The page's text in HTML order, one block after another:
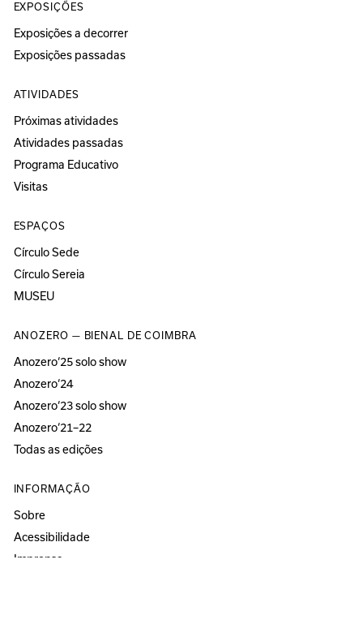
EXPOSIÇÕES
Exposições a decorrer
Exposições passadas
ATIVIDADES
Próximas atividades
Atividades passadas
Programa Educativo
Visitas
ESPAÇOS
Círculo Sede
Círculo Sereia
MUSEU
ANOZERO — BIENAL DE COIMBRA
Anozero‘25 solo show
Anozero‘24
Anozero‘23 solo show
Anozero‘21–22
Todas as edições
INFORMAÇÃO
Sobre
Acessibilidade
Imprensa